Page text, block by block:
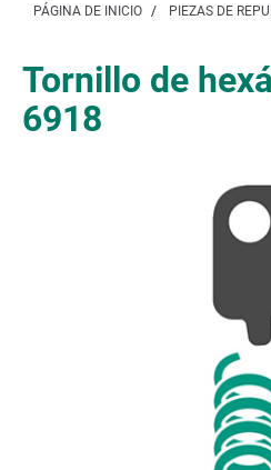
PÁGINA DE INICIO PIEZAS DE
Tornillo de
6918